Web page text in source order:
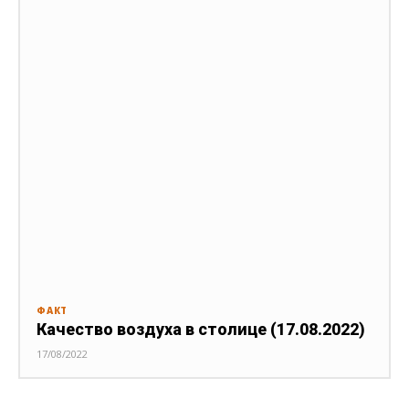
ФАКТ
Качество воздуха в столице (17.08.2022)
17/08/2022